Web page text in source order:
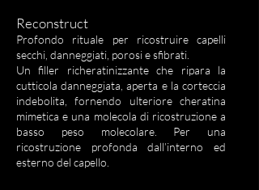
Reconstruct
Profondo rituale per ricostruire capelli
secchi, danneggiati, porosi e sfibrati.
Un filler richeratinizzante che ripara la
cutticola danneggiata, aperta e la corteccia
indebolita, fornendo ulteriore cheratina
mimetica e una molecola di ricostruzione a
basso peso molecolare. Per una
ricostruzione profonda dall’interno ed
esterno del capello.